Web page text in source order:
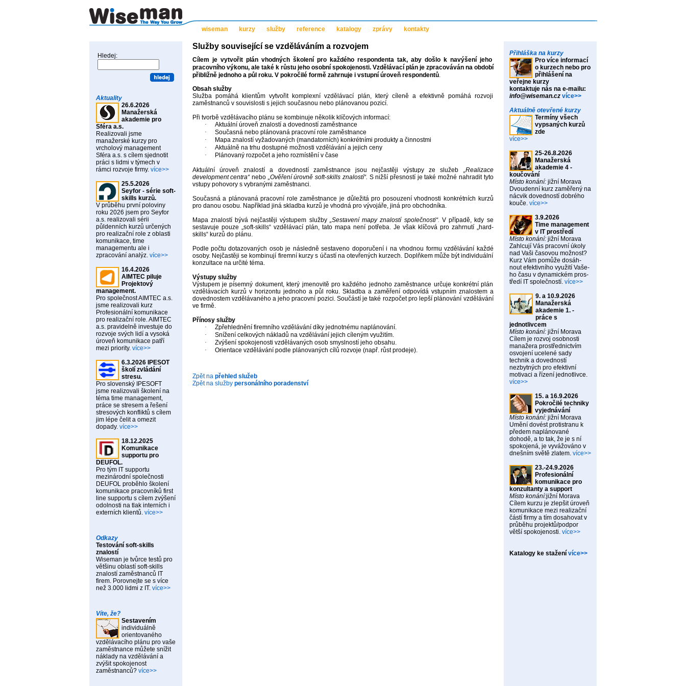
wiseman kurzy služby reference katalogy zprávy kontakty
Hledej:
Aktuality
26.6.2026
Manažerská
akademie pro
Sféra a.s.
Realizovali jsme
manažerské kurzy pro
vrcholový management
Sféra a.s. s cílem sjednotit
práci s lidmi v týmech v
rámci rozvoje firmy. více>>
25.5.2026
Seyfor - série soft-
skills kurzů.
V průběhu první poloviny
roku 2026 jsem pro Seyfor
a.s. realizovali sérii
půldenních kurzů určených
pro realizační role z oblasti
komunikace, time
managementu ale i
zpracování analýz. více>>
16.4.2026
AIMTEC piluje
Projektový
management.
Pro společnost AIMTEC a.s.
jsme realizovali kurz
Profesionální komunikace
pro realizační role. AIMTEC
a.s. pravidelně investuje do
rozvoje svých lidí a vysoká
úroveň komunikace patří
mezi priority. více>>
6.3.2026 IPESOT
školí zvládání
stresu.
Pro slovenský IPESOFT
jsme realizovali školení na
téma time management,
práce se stresem a řešení
stresových konfliktů s cílem
jim lépe čelit a omezit
dopady. více>>
18.12.2025
Komunikace
supportu pro
DEUFOL.
Pro tým IT supportu
mezinárodní společnosti
DEUFOL proběhlo školení
komunikace pracovníků first
line supportu s cílem zvýšení
odolnosti na tlak interních i
externích klientů. více>>
Odkazy
Testování soft-skills
znalostí
Wiseman je tvůrce testů pro
většinu oblastí soft-skills
znalostí zaměstnanců IT
firem. Porovnejte se s více
než 3.000 lidmi z IT. více>>
Víte, že?
Sestavením
individuálně
orientovaného
vzdělávacího plánu pro vaše
zaměstnance můžete snížit
náklady na vzdělávání a
zvýšit spokojenost
zaměstnanců? více>>
Služby související se vzděláváním a rozvojem
Cílem je vytvořit plán vhodných školení pro každého respondenta tak, aby došlo k navýšení jeho
pracovního výkonu, ale také k růstu jeho osobní spokojenosti. Vzdělávací plán je zpracováván na období
přibližně jednoho a půl roku. V pokročilé formě zahrnuje i vstupní úroveň respondentů.
Obsah služby
Služba pomáhá klientům vytvořit komplexní vzdělávací plán, který cíleně a efektivně pomáhá rozvoji
zaměstnanců v souvislosti s jejich současnou nebo plánovanou pozicí.
Při tvorbě vzdělávacího plánu se kombinuje několik klíčových informací:
·
Aktuální úroveň znalostí a dovedností zaměstnance
·
Současná nebo plánovaná pracovní role zaměstnance
·
Mapa znalostí vyžadovaných (mandatorních) konkrétními produkty a činnostmi
·
Aktuálně na trhu dostupné možnosti vzdělávání a jejich ceny
·
Plánovaný rozpočet a jeho rozmístění v čase
Aktuální úroveň znalostí a dovedností zaměstnance jsou nejčastěji výstupy ze služeb „Realizace
development centra“nebo „Ověření úrovně soft-skills znalostí“. S nižší přesností je také možné nahradit tyto
vstupy pohovory s vybranými zaměstnanci.
Současná a plánovaná pracovní role zaměstnance je důležitá pro posouzení vhodnosti konkrétních kurzů
pro danou osobu. Například jiná skladba kurzů je vhodná pro vývojáře, jiná pro obchodníka.
Mapa znalostí bývá nejčastěji výstupem služby „Sestavení mapy znalostí společnosti“. V případě, kdy se
sestavuje pouze „soft-skills“ vzdělávací plán, tato mapa není potřeba. Je však klíčová pro zahrnutí „hard-
skills“ kurzů do plánu.
Podle počtu dotazovaných osob je následně sestaveno doporučení i na vhodnou formu vzdělávání každé
osoby. Nejčastěji se kombinují firemní kurzy s účastí na otevřených kurzech. Doplňkem může být individuální
konzultace na určité téma.
Výstupy služby
Výstupem je písemný dokument, který jmenovitě pro každého jednoho zaměstnance určuje konkrétní plán
vzdělávacích kurzů v horizontu jednoho a půl roku. Skladba a zaměření odpovídá vstupním znalostem a
dovednostem vzdělávaného a jeho pracovní pozici. Součástí je také rozpočet pro lepší plánování vzdělávání
ve firmě.
Přínosy služby
·
Zpřehlednění firemního vzdělávání díky jednotnému naplánování.
·
Snížení celkových nákladů na vzdělávání jejich cíleným využitím.
·
Zvýšení spokojenosti vzdělávaných osob smyslností jeho obsahu.
·
Orientace vzdělávání podle plánovaných cílů rozvoje (např. růst prodeje).
Zpět na přehled služeb
Zpět na služby personálního poradenství
Přihláška na kurzy
Pro více informací
o kurzech nebo pro
přihlášení na
veřejne kurzy
kontaktuje nás na e-mailu:
info@wiseman.cz více>>
Aktuálně otevřené kurzy
Termíny všech
vypsaných kurzů
zde
více>>
25-26.8.2026
Manažerská
akademie 4 -
koučování
Místo konání:jižní Morava
Dvoudenní kurz zaměřený na
nácvik dovedností dobrého
kouče. více>>
3.9.2026
Time management
v IT prostředí
Místo konání:jižní Morava
Zahlcují Vás pracovní úkoly
nad Vaši časovou možnost?
Kurz Vám pomůže dosáh-
nout efektivního využití Vaše-
ho času v dynamickém pros-
tředí IT společností. více>>
9. a 10.9.2026
Manažerská
akademie 1. -
práce s
jednotlivcem
Místo konání:jižní Morava
Cílem je rozvoj osobnosti
manažera prostřednictvím
osvojení ucelené sady
technik a dovedností
nezbytných pro efektivní
motivaci a řízení jednotlivce.
více>>
15. a 16.9.2026
Pokročilé techniky
vyjednávání
Místo konání:jižní Morava
Umění dovést protistranu k
předem naplánované
dohodě, a to tak, že je s ní
spokojená, je vyvážováno v
dnešním světě zlatem. více>>
23.-24.9.2026
Profesionální
komunikace pro
konzultanty a support
Místo konání:jižní Morava
Cílem kurzu je zlepšit úroveň
komunikace mezi realizační
částí firmy a tím dosahovat v
průběhu projektů/podpor
větší spokojenosti. více>>
Katalogy ke stažení více>>